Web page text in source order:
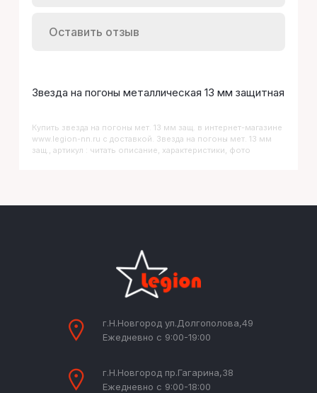
Оставить отзыв
Звезда на погоны металлическая 13 мм защитная
Купить Звезда на погоны мет. 13 мм защ. в интернет-магазине
www.legion-nn.ru с доставкой. Звезда на погоны мет. 13 мм
защ., артикул : читать описание, характеристики, фото
г.Н.Новгород ул.Долгополова,49
Ежедневно с 9:00-19:00
г.Н.Новгород пр.Гагарина,38
Ежедневно с 9:00-18:00